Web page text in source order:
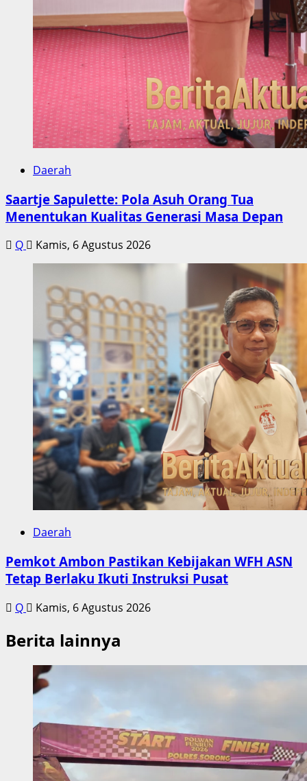
Daerah
Saartje Sapulette: Pola Asuh Orang Tua
Menentukan Kualitas Generasi Masa Depan
Q Kamis, 6 Agustus 2026
Daerah
Pemkot Ambon Pastikan Kebijakan WFH ASN
Tetap Berlaku Ikuti Instruksi Pusat
Q Kamis, 6 Agustus 2026
Berita lainnya